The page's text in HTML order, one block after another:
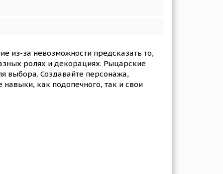
из-за невозможности предсказать то,
ролях и декорациях. Рыцарские
выбора. Создавайте персонажа,
как подопечного, так и свои